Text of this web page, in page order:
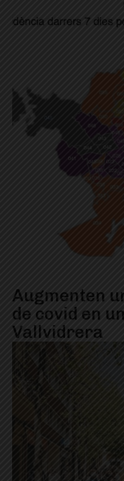
Augmenten
de covid en
Vallvidrera